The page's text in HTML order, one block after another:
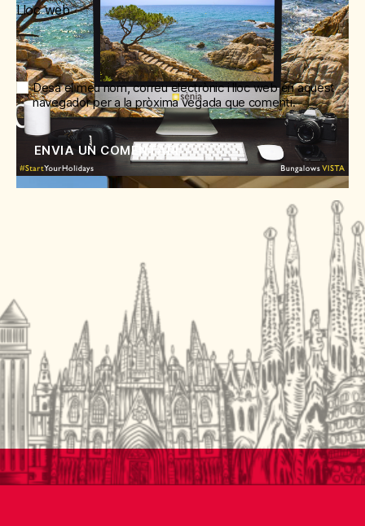
Lloc web
Desa el meu nom, correu electrònic i lloc web en aquest
navegador per a la pròxima vegada que comenti.